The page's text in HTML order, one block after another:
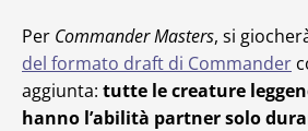
Per Commander Masters, si
del formato draft di Commander
aggiunta: tutte le creature
hanno l’abilità partner solo